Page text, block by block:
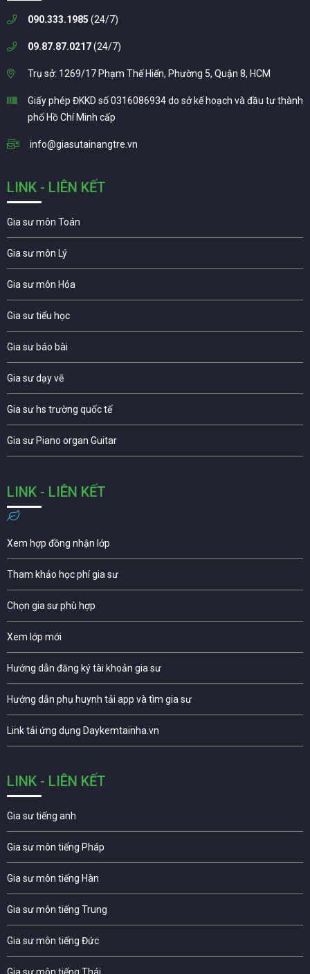
090.333.1985 (24/7)
09.87.87.0217(24/7)
Trụ sở: 1269/17 Phạm Thế Hiển, Phường 5, Quận 8, HCM
Giấy phép ĐKKD số 0316086934 do sở kế hoạch và đầu tư thành
phố Hồ Chí Minh cấp
info@giasutainangtre.vn
LINK - LIÊN KẾT
Gia sư môn Toán
Gia sư môn Lý
Gia sư môn Hóa
Gia sư tiểu học
Gia sư báo bài
Gia sư dạy vẽ
Gia sư hs trường quốc tế
Gia sư Piano organ Guitar
LINK - LIÊN KẾT
Xem hợp đồng nhận lớp
Tham khảo học phí gia sư
Chọn gia sư phù hợp
Xem lớp mới
Hướng dẫn đăng ký tài khoản gia sư
Hướng dẫn phụ huynh tải app và tìm gia sư
Link tải ứng dụng Daykemtainha.vn
LINK - LIÊN KẾT
Gia sư tiếng anh
Gia sư môn tiếng Pháp
Gia sư môn tiếng Hàn
Gia sư môn tiếng Trung
Gia sư môn tiếng Đức
Gia sư môn tiếng Thái